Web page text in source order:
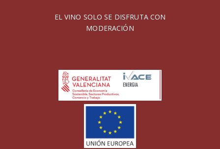
EL VINO SOLO SE DISFRUTA CON
MODERACIÓN